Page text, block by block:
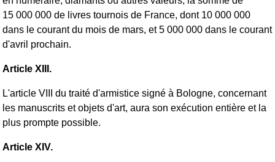
15 000 000 de livres tournois de France, dont 10 000 000
dans le courant du mois de mars, et 5 000 000 dans le courant
d'avril prochain.
Article XIII.
L'article VIII du traité d'armistice signé à Bologne, concernant
les manuscrits et objets d'art, aura son exécution entière et la
plus prompte possible.
Article XIV.